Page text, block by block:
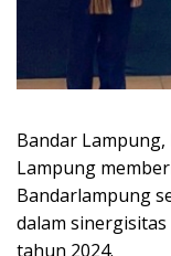
Bandar
Lampung
Bandarlampung
dalam
tahun 2024.